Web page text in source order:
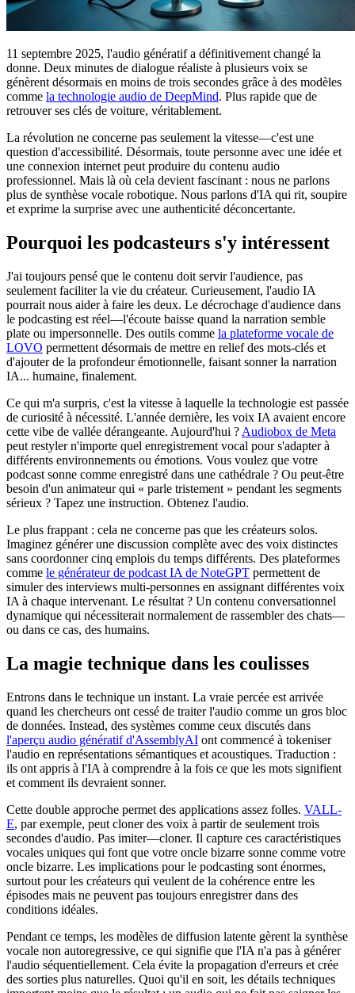
11 septembre 2025, l'audio génératif a définitivement changé la
donne. Deux minutes de dialogue réaliste à plusieurs voix se
génèrent désormais en moins de trois secondes grâce à des modèles
comme la technologie audio de DeepMind. Plus rapide que de
retrouver ses clés de voiture, véritablement.
La révolution ne concerne pas seulement la vitesse—c'est une
question d'accessibilité. Désormais, toute personne avec une idée et
une connexion internet peut produire du contenu audio
professionnel. Mais là où cela devient fascinant : nous ne parlons
plus de synthèse vocale robotique. Nous parlons d'IA qui rit, soupire
et exprime la surprise avec une authenticité déconcertante.
Pourquoi les podcasteurs s'y intéressent
J'ai toujours pensé que le contenu doit servir l'audience, pas
seulement faciliter la vie du créateur. Curieusement, l'audio IA
pourrait nous aider à faire les deux. Le décrochage d'audience dans
le podcasting est réel—l'écoute baisse quand la narration semble
plate ou impersonnelle. Des outils comme la plateforme vocale de
LOVO permettent désormais de mettre en relief des mots-clés et
d'ajouter de la profondeur émotionnelle, faisant sonner la narration
IA... humaine, finalement.
Ce qui m'a surpris, c'est la vitesse à laquelle la technologie est passée
de curiosité à nécessité. L'année dernière, les voix IA avaient encore
cette vibe de vallée dérangeante. Aujourd'hui ? Audiobox de Meta
peut restyler n'importe quel enregistrement vocal pour s'adapter à
différents environnements ou émotions. Vous voulez que votre
podcast sonne comme enregistré dans une cathédrale ? Ou peut-être
besoin d'un animateur qui « parle tristement » pendant les segments
sérieux ? Tapez une instruction. Obtenez l'audio.
Le plus frappant : cela ne concerne pas que les créateurs solos.
Imaginez générer une discussion complète avec des voix distinctes
sans coordonner cinq emplois du temps différents. Des plateformes
comme le générateur de podcast IA de NoteGPT permettent de
simuler des interviews multi-personnes en assignant différentes voix
IA à chaque intervenant. Le résultat ? Un contenu conversationnel
dynamique qui nécessiterait normalement de rassembler des chats—
ou dans ce cas, des humains.
La magie technique dans les coulisses
Entrons dans le technique un instant. La vraie percée est arrivée
quand les chercheurs ont cessé de traiter l'audio comme un gros bloc
de données. Instead, des systèmes comme ceux discutés dans
l'aperçu audio génératif d'AssemblyAI ont commencé à tokeniser
l'audio en représentations sémantiques et acoustiques. Traduction :
ils ont appris à l'IA à comprendre à la fois ce que les mots signifient
et comment ils devraient sonner.
Cette double approche permet des applications assez folles. VALL-
E, par exemple, peut cloner des voix à partir de seulement trois
secondes d'audio. Pas imiter—cloner. Il capture ces caractéristiques
vocales uniques qui font que votre oncle bizarre sonne comme votre
oncle bizarre. Les implications pour le podcasting sont énormes,
surtout pour les créateurs qui veulent de la cohérence entre les
épisodes mais ne peuvent pas toujours enregistrer dans des
conditions idéales.
Pendant ce temps, les modèles de diffusion latente gèrent la synthèse
vocale non autoregressive, ce qui signifie que l'IA n'a pas à générer
l'audio séquentiellement. Cela évite la propagation d'erreurs et crée
des sorties plus naturelles. Quoi qu'il en soit, les détails techniques